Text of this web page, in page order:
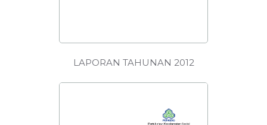
LAPORAN TAHUNAN 2012